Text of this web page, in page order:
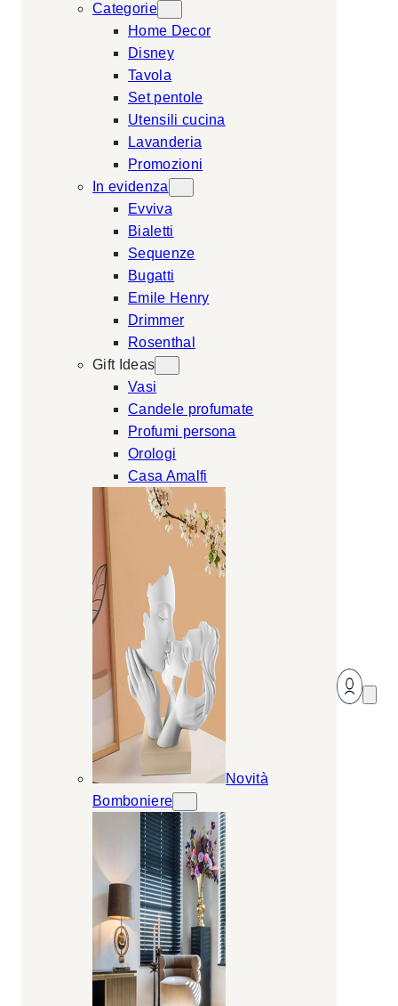
s
Categorie
Home Decor
Disney
Tavola
Set pentole
Utensili cucina
Lavanderia
Promozioni
In evidenza
Evviva
Bialetti
Sequenze
Bugatti
Emile Henry
Drimmer
Rosenthal
Gift Ideas
Vasi
Candele profumate
Profumi persona
Orologi
Casa Amalfi
Novità
Bomboniere